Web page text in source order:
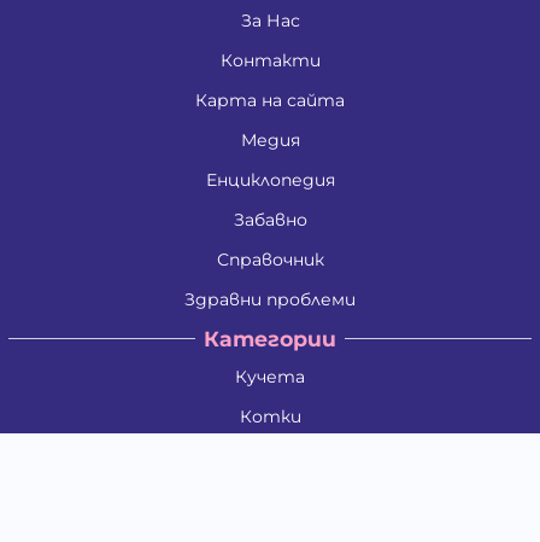
За Нас
Контакти
Карта на сайта
Медия
Енциклопедия
Забавно
Справочник
Здравни проблеми
Категории
Кучета
Котки